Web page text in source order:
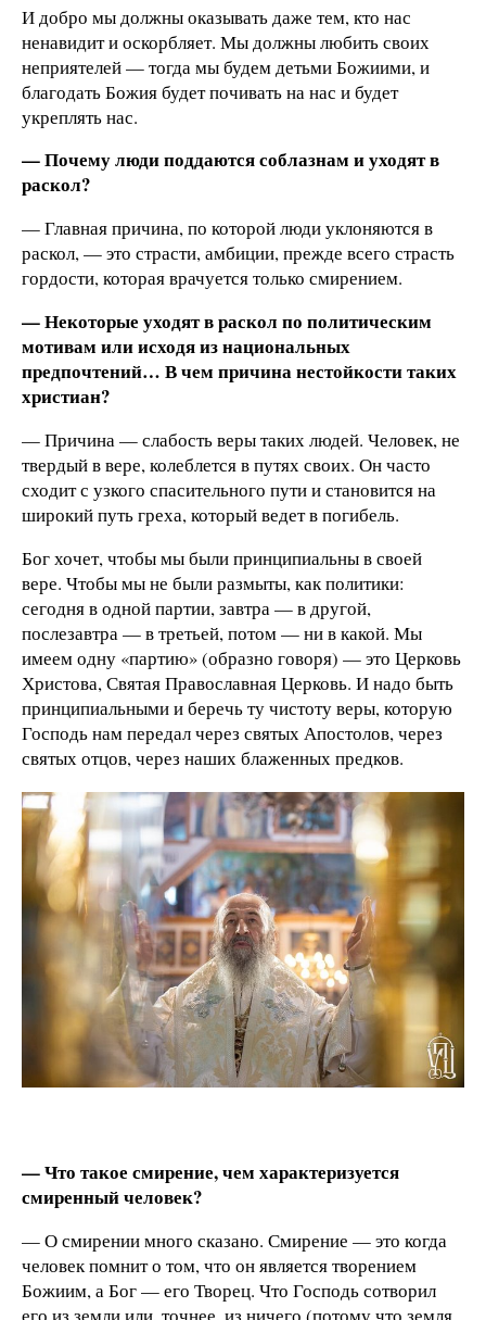
И добро мы должны оказывать даже тем, кто нас
ненавидит и оскорбляет. Мы должны любить своих
неприятелей — тогда мы будем детьми Божиими, и
благодать Божия будет почивать на нас и будет
укреплять нас.
— Почему люди поддаются соблазнам и уходят в
раскол?
— Главная причина, по которой люди уклоняются в
раскол, — это страсти, амбиции, прежде всего страсть
гордости, которая врачуется только смирением.
— Некоторые уходят в раскол по политическим
мотивам или исходя из национальных
предпочтений… В чем причина нестойкости таких
христиан?
— Причина — слабость веры таких людей. Человек, не
твердый в вере, колеблется в путях своих. Он часто
сходит с узкого спасительного пути и становится на
широкий путь греха, который ведет в погибель.
Бог хочет, чтобы мы были принципиальны в своей
вере. Чтобы мы не были размыты, как политики:
сегодня в одной партии, завтра — в другой,
послезавтра — в третьей, потом — ни в какой. Мы
имеем одну «партию» (образно говоря) — это Церковь
Христова, Святая Православная Церковь. И надо быть
принципиальными и беречь ту чистоту веры, которую
Господь нам передал через святых Апостолов, через
святых отцов, через наших блаженных предков.
— Что такое смирение, чем характеризуется
смиренный человек?
— О смирении много сказано. Смирение — это когда
человек помнит о том, что он является творением
Божиим, а Бог — его Творец. Что Господь сотворил